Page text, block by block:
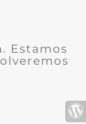
Estamos